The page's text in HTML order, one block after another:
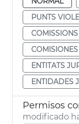
PUNTS
ENTITATS
ENTIDADES
Permisos
modificado